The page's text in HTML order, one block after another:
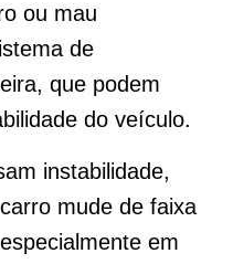
ou mau
de
que podem
do veículo.
instabilidade,
mude de faixa
em